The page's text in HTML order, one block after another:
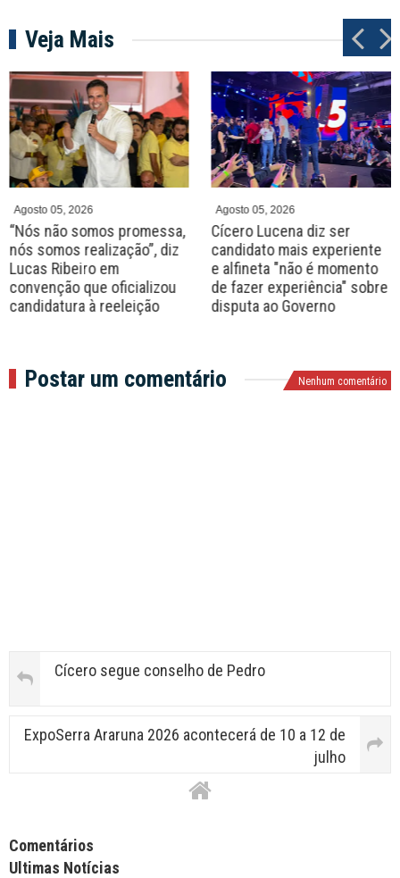
Veja Mais
Agosto 05, 2026
“Nós não somos promessa,
nós somos realização”, diz
Lucas Ribeiro em
convenção que oficializou
candidatura à reeleição
Agosto 05, 2026
Cícero Lucena diz ser
candidato mais experiente
e alfineta "não é momento
de fazer experiência" sobre
disputa ao Governo
P
r
e
v
N
e
x
t
Postar um comentário Nenhum comentário
Cícero segue conselho de Pedro
ExpoSerra Araruna 2026 acontecerá de 10 a 12 de
julho
Facebook Comments APPID
Comentários
Ultimas Notícias